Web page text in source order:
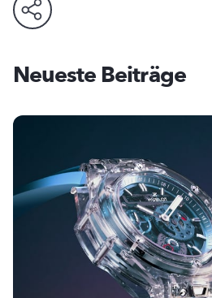
Neueste Beiträge